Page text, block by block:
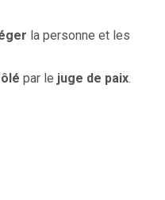
la personne et les
par le juge de paix.